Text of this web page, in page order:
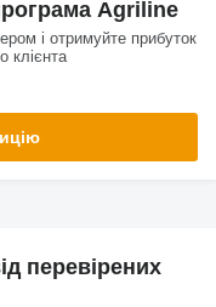
Agriline
і отримуйте прибуток
клієнта
перевірених